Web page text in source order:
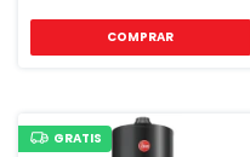
COMPRAR
GRATIS